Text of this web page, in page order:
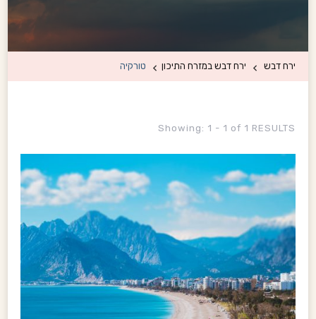
ירח דבש ירח דבש במזרח התיכון טורקיה
Showing: 1 - 1 of 1 RESULTS